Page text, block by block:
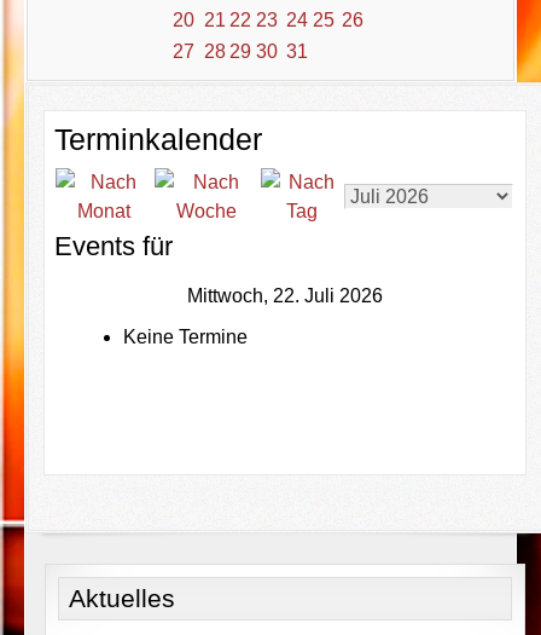
20 21 22 23 24 25 26
27 28 29 30 31
Terminkalender
Events für
Mittwoch, 22. Juli 2026
Keine Termine
Aktuelles